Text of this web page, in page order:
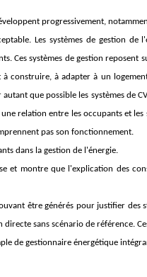
progressivement,
Les systèmes de gestion de
Ces systèmes de gestion reposent
à construire, à adapter à un
que possible les systèmes de
relation entre les occupants et les
pas son fonctionnement.
dans la gestion de l'énergie.
et montre que l'explication des
être générés pour justifier des
sans scénario de référence.
de gestionnaire énergétique